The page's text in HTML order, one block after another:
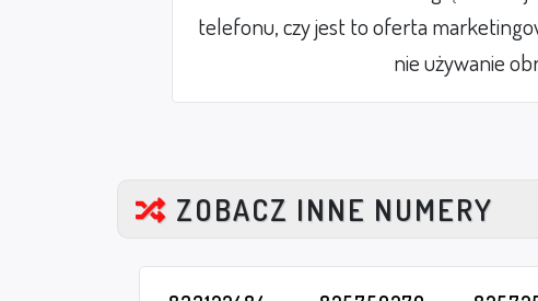
telefonu, czy jest to oferta
nie używanie
ZOBACZ INNE NUMERY